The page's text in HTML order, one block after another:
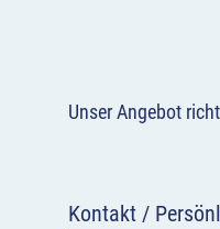
Unser Angebot
Kontakt /